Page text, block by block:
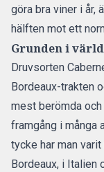
göra bra viner i år,
hälften mot ett
Grunden i
Druvsorten
Bordeaux-trakten
mest berömda
framgång i många
tycke har man
Bordeaux, i Italien